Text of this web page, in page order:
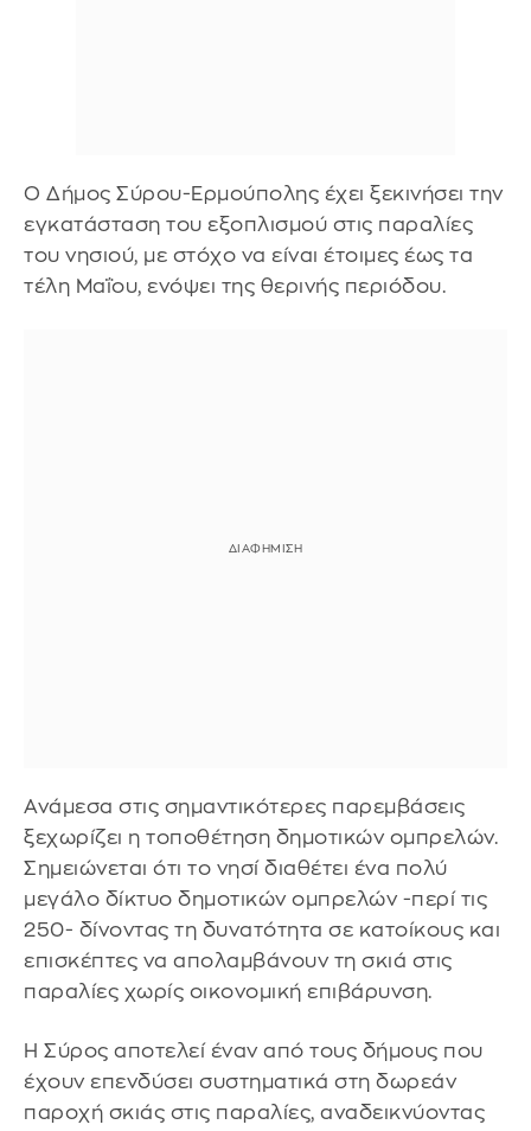
Ο Δήμος Σύρου-Ερμούπολης έχει ξεκινήσει την
εγκατάσταση του εξοπλισμού στις παραλίες
του νησιού, με στόχο να είναι έτοιμες έως τα
τέλη Μαΐου, ενόψει της θερινής περιόδου.
Ανάμεσα στις σημαντικότερες παρεμβάσεις
ξεχωρίζει η τοποθέτηση δημοτικών ομπρελών.
Σημειώνεται ότι το νησί διαθέτει ένα πολύ
μεγάλο δίκτυο δημοτικών ομπρελών -περί τις
250- δίνοντας τη δυνατότητα σε κατοίκους και
επισκέπτες να απολαμβάνουν τη σκιά στις
παραλίες χωρίς οικονομική επιβάρυνση.
Η Σύρος αποτελεί έναν από τους δήμους που
έχουν επενδύσει συστηματικά στη δωρεάν
παροχή σκιάς στις παραλίες, αναδεικνύοντας